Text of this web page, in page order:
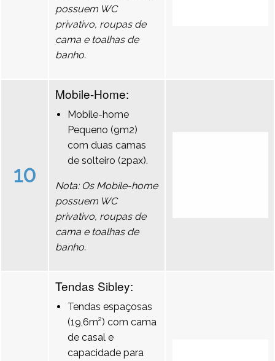
possuem WC
privativo, roupas de
cama e toalhas de
banho.
10
Mobile-Home:
Mobile-home
Pequeno (9m2)
com duas camas
de solteiro (2pax).
Nota: Os Mobile-home
possuem WC
privativo, roupas de
cama e toalhas de
banho.
Tendas Sibley:
Tendas espaçosas
(19,6m²) com cama
de casal e
capacidade para